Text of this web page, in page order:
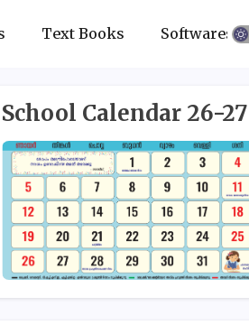
Text Books Softwares
School Calendar 26-27